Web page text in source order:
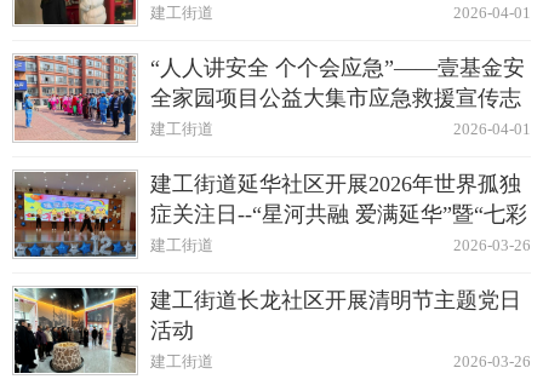
2026-04-01
建工街道
“人人讲安全 个个会应急”——壹基金安
全家园项目公益大集市应急救援宣传志
愿服务活动
2026-04-01
建工街道
建工街道延华社区开展2026年世界孤独
症关注日--“星河共融 爱满延华”暨“七彩
集市”公益活动
2026-03-26
建工街道
建工街道长龙社区开展清明节主题党日
活动
2026-03-26
建工街道